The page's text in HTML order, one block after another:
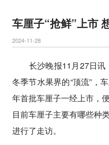
车厘子“抢鲜”上市
2024-11-28
长沙晚报11月27日讯
冬季节水果界的“顶流”，
年首批车厘子一经上市，
目前车厘子主要有哪些种
进行了走访。